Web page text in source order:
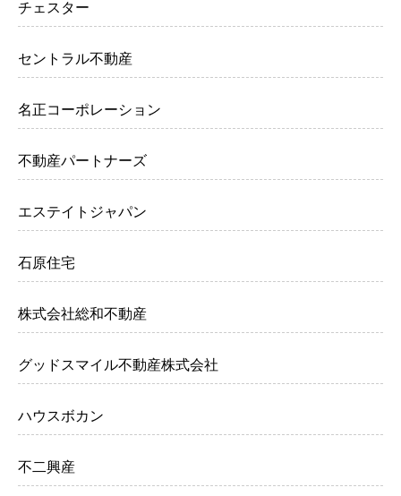
チェスター
セントラル不動産
名正コーポレーション
不動産パートナーズ
エステイトジャパン
石原住宅
株式会社総和不動産
グッドスマイル不動産株式会社
ハウスボカン
不二興産